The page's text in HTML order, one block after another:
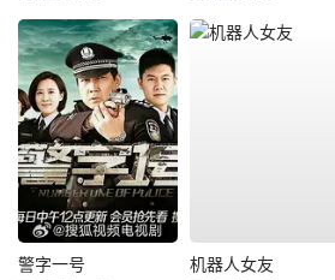
警字一号 机器人女友